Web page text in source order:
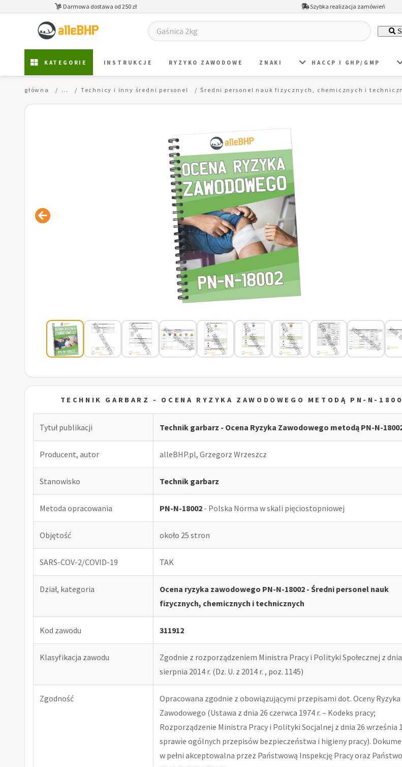
Darmowa dostawa od 250 zł Szybka realizacja zamówień
KATEGORIE INSTRUKCJE RYZYKO ZAWODOWE ZNAKI HACCP I GHP/GMP
Strona główna ... Technicy i inny średni personel Średni personel nauk fizycznych, chemicznych i
TECHNIK GARBARZ - OCENA RYZYKA ZAWODOWEGO METODĄ PN-N-
Tytuł publikacji Technik garbarz - Ocena Ryzyka Zawodowego metodą PN-N-
Producent, autor alleBHP.pl, Grzegorz Wrzeszcz
Stanowisko Technik garbarz
Metoda opracowania PN-N-18002 - Polska Norma w skali pięciostopniowej
Objętość około 25 stron
SARS-COV-2/COVID-19 TAK
Dział, kategoria
Ocena ryzyka zawodowego PN-N-18002 - Średni personel nauk
fizycznych, chemicznych i technicznych
Kod zawodu 311912
Klasyfikacja zawodu
Zgodnie z rozporządzeniem Ministra Pracy i Polityki Społecznej z
sierpnia 2014 r. (Dz. U. z 2014 r. , poz. 1145)
Zgodność
Opracowana zgodnie z obowiązującymi przepisami dot. Oceny Ryzyka
Zawodowego (Ustawa z dnia 26 czerwca 1974 r. – Kodeks pracy;
Rozporządzenie Ministra Pracy i Polityki Socjalnej z dnia 26 września
sprawie ogólnych przepisów bezpieczeństwa i higieny pracy).
w pełni akceptowalna przez Państwową Inspekcję Pracy oraz